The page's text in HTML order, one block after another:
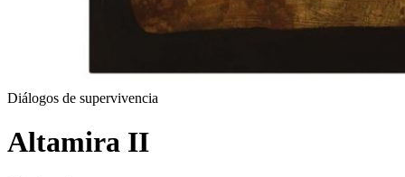
Diálogos de supervivencia
Altamira II